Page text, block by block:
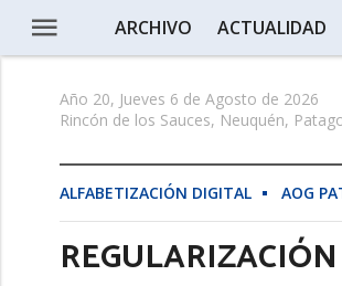
ARCHIVO ACTUALIDAD
Año 20, Jueves 6 de Agosto de 2026
Rincón de los Sauces, Neuquén,
ALFABETIZACIÓN DIGITAL AOG
REGULARIZACIÓN